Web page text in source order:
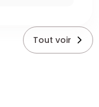
Tout voir